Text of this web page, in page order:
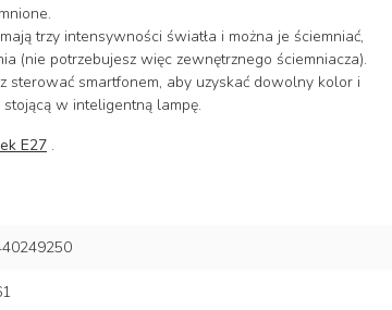
trzy intensywności światła i można je ściemniać,
(nie potrzebujesz więc zewnętrznego ściemniacza).
sterować smartfonem, aby uzyskać dowolny kolor i
w inteligentną lampę.
E27 .